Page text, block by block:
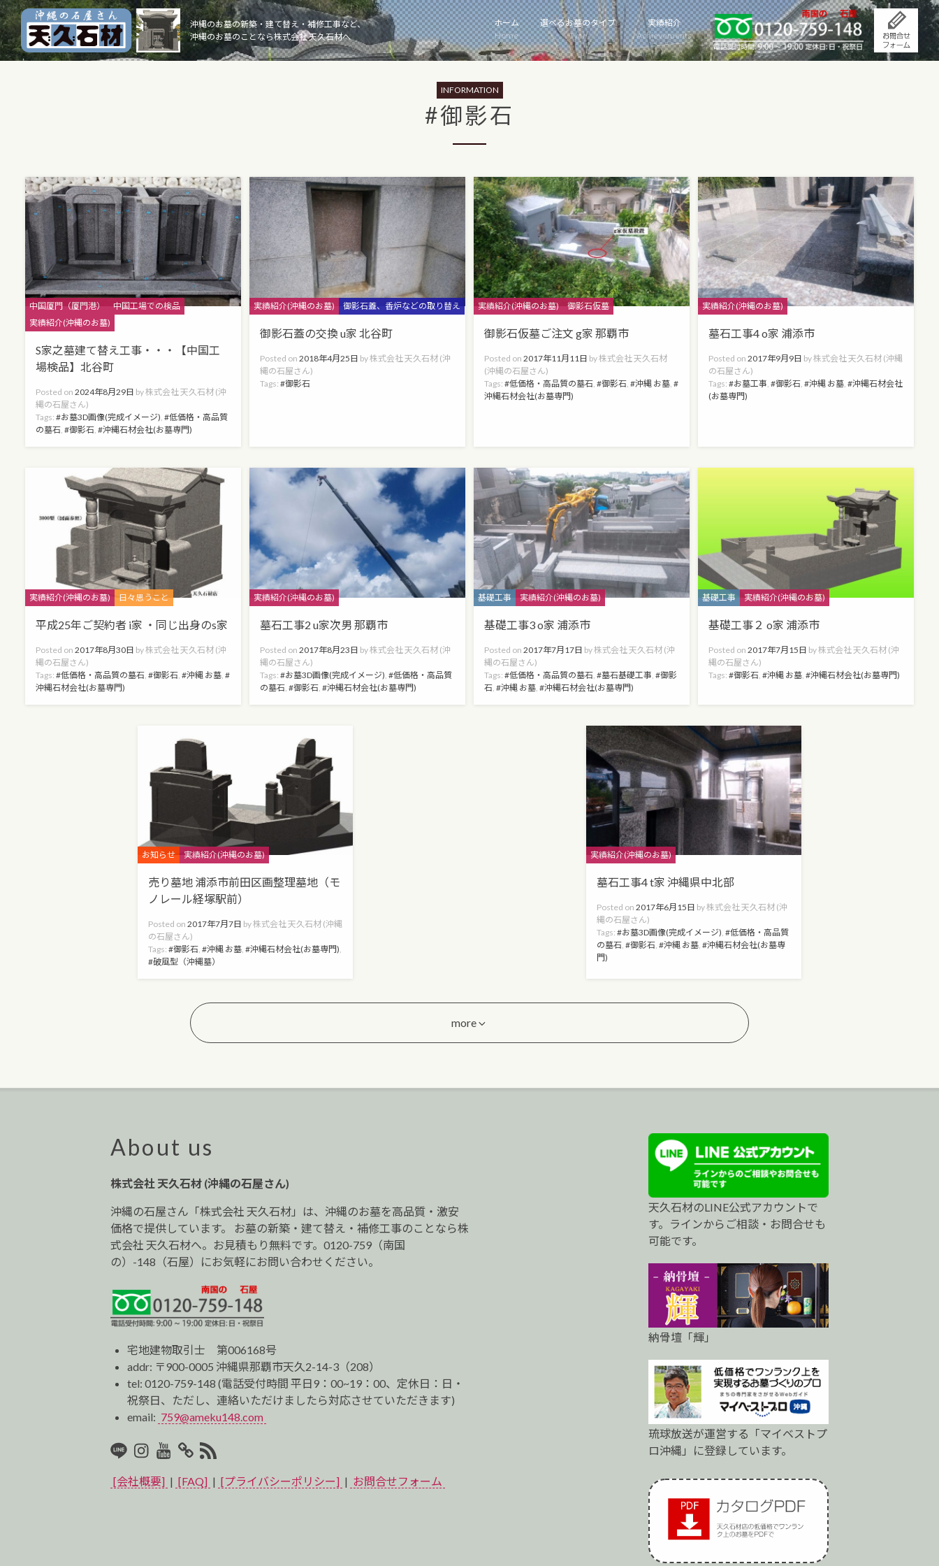
Skip
to
content
沖縄のお墓の新築・建て替え・補修工事など、
沖縄のお墓のことなら株式会社 天久石材へ
ホーム
Home
選べるお墓のタイプ
Type
実績紹介
Achievements
INFORMATION
#御影石
Categories
中国厦門（厦門港）
中国工場での検品
実績紹介(沖縄のお墓)
S家之墓建て替え工事・・・【中国工
場検品】北谷町
Posted on2024年8月29日 by株式会社 天久石材 (沖
縄の石屋さん)
Tags:
お墓3D画像(完成イメージ), 低価格・高品質
の墓石, 御影石, 沖縄石材会社(お墓専門)
Categories
実績紹介(沖縄のお墓) 御影石蓋、香炉などの取り替え
御影石蓋の交換 u家 北谷町
Posted on2018年4月25日 by株式会社 天久石材 (沖
縄の石屋さん)
Tags:
御影石
Categories
実績紹介(沖縄のお墓) 御影石仮墓
御影石仮墓ご注文 g家 那覇市
Posted on2017年11月11日 by株式会社 天久石材
(沖縄の石屋さん)
Tags:
低価格・高品質の墓石, 御影石, 沖縄 お墓,
沖縄石材会社(お墓専門)
Categories
実績紹介(沖縄のお墓)
墓石工事4 o家 浦添市
Posted on2017年9月9日 by株式会社 天久石材 (沖縄
の石屋さん)
Tags:
お墓工事, 御影石, 沖縄 お墓, 沖縄石材会社
(お墓専門)
Categories
実績紹介(沖縄のお墓) 日々思うこと
平成25年ご契約者 i家 ・同じ出身のs家
Posted on2017年8月30日 by株式会社 天久石材 (沖
縄の石屋さん)
Tags:
低価格・高品質の墓石 , 御影石 , 沖縄 お墓 ,
沖縄石材会社(お墓専門)
Categories
実績紹介(沖縄のお墓)
墓石工事2 u家次男 那覇市
Posted on2017年8月23日 by株式会社 天久石材 (沖
縄の石屋さん)
Tags:
お墓3D画像(完成イメージ) , 低価格・高品質
の墓石 , 御影石 , 沖縄石材会社(お墓専門)
Categories
基礎工事 実績紹介(沖縄のお墓)
基礎工事3 o家 浦添市
Posted on2017年7月17日 by株式会社 天久石材 (沖
縄の石屋さん)
Tags:
低価格・高品質の墓石 , 墓石基礎工事 , 御影
石 , 沖縄 お墓 , 沖縄石材会社(お墓専門)
Categories
基礎工事 実績紹介(沖縄のお墓)
基礎工事２ o家 浦添市
Posted on2017年7月15日 by株式会社 天久石材 (沖
縄の石屋さん)
Tags:
御影石 , 沖縄 お墓 , 沖縄石材会社(お墓専門)
Categories
お知らせ 実績紹介(沖縄のお墓)
売り墓地 浦添市前田区画整理墓地（モ
ノレール経塚駅前）
Posted on 2017年7月7日 by株式会社 天久石材 (沖縄
の石屋さん)
Tags:
御影石, 沖縄 お墓, 沖縄石材会社(お墓専門),
破風型（沖縄墓）
Categories
実績紹介(沖縄のお墓)
墓石工事4 t家 沖縄県中北部
Posted on 2017年6月15日 by株式会社 天久石材 (沖
縄の石屋さん)
Tags:
お墓3D画像(完成イメージ),
低価格・高品質
の墓石, 御影石, 沖縄 お墓,
沖縄石材会社(お墓専
門)
more
About us
株式会社 天久石材 (沖縄の石屋さん)
沖縄の石屋さん「株式会社 天久石材」は、沖縄のお墓を高品質・激安
価格で提供しています。 お墓の新築・建て替え・補修工事のことなら株
式会社 天久石材へ。お見積もり無料です。0120-759（南国
の）-148（石屋）にお気軽にお問い合わせください。
宅地建物取引士 第006168号
addr: 〒900-0005 沖縄県那覇市天久2-14-3（208）
tel:0120-759-148 (電話受付時間 平日9：00~19：00、定休日：日・
祝祭日、ただし、連絡いただけましたら対応させていただきます)
email: 759@ameku148.com
LINEInstagram
Youtube
マ
イ
RSS2
[会社概要] | [FAQ] | [プライバシーポリシー] | お問合せフォーム
天久石材のLINE公式アカウントで
す。ラインからご相談・お問合せも
可能です。
納骨壇「輝」
琉球放送が運営する「マイベストプ
ロ沖縄」に登録しています。